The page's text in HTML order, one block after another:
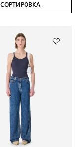
СОРТИРОВКА